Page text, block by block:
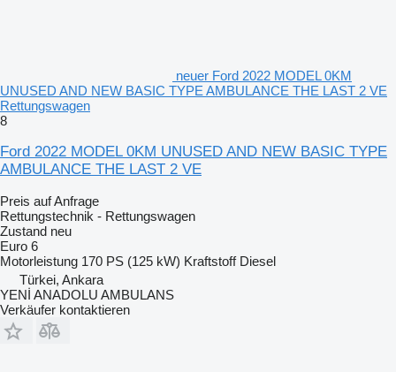
neuer Ford 2022 MODEL 0KM
UNUSED AND NEW BASIC TYPE AMBULANCE THE LAST 2 VE
Rettungswagen
8
Ford 2022 MODEL 0KM UNUSED AND NEW BASIC TYPE
AMBULANCE THE LAST 2 VE
Preis auf Anfrage
Rettungstechnik - Rettungswagen
Zustand neu
Euro 6
Motorleistung 170 PS (125 kW) Kraftstoff Diesel
Türkei, Ankara
YENİ ANADOLU AMBULANS
Verkäufer kontaktieren